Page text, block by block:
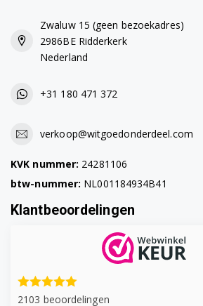
Zwaluw 15 (geen bezoekadres)
2986BE Ridderkerk
Nederland
+31 180 471 372
verkoop@witgoedonderdeel.com
KVK nummer: 24281106
btw-nummer: NL001184934B41
Klantbeoordelingen
2103 beoordelingen